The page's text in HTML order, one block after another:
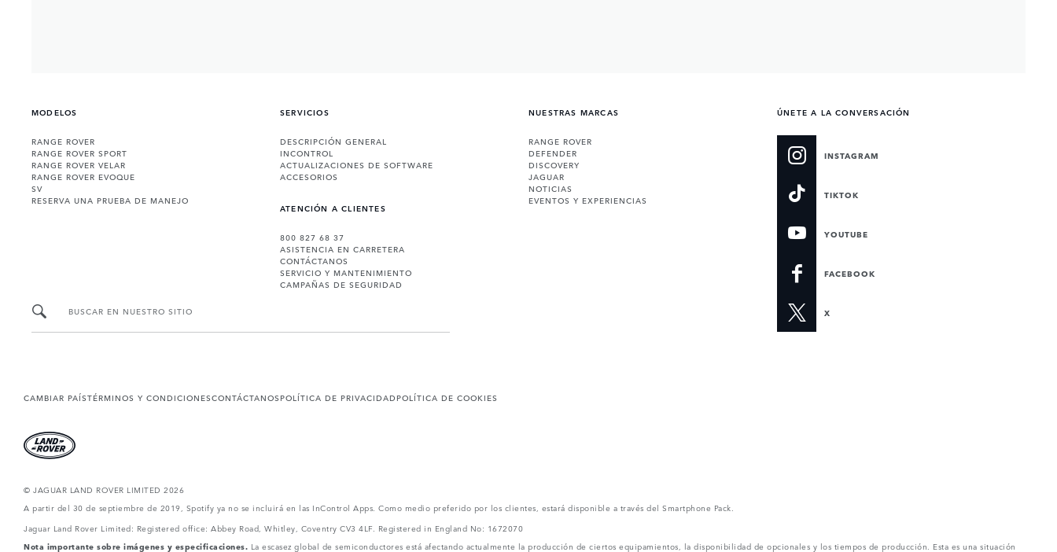
MODELOS
RANGE ROVER
RANGE ROVER SPORT
RANGE ROVER VELAR
RANGE ROVER EVOQUE
SV
RESERVA UNA PRUEBA DE MANEJO
SERVICIOS
DESCRIPCIÓN GENERAL
INCONTROL
ACTUALIZACIONES DE SOFTWARE
ACCESORIOS
ATENCIÓN A CLIENTES
800 827 68 37
ASISTENCIA EN CARRETERA
CONTÁCTANOS
SERVICIO Y MANTENIMIENTO
CAMPAÑAS DE SEGURIDAD
NUESTRAS MARCAS
RANGE ROVER
DEFENDER
DISCOVERY
JAGUAR
NOTICIAS
EVENTOS Y EXPERIENCIAS
ÚNETE A LA CONVERSACIÓN
INSTAGRAM
TIKTOK
YOUTUBE
FACEBOOK
X
BUSCAR EN NUESTRO SITIO
CAMBIAR PAÍSTÉRMINOS Y CONDICIONESCONTÁCTANOSPOLÍTICA DE PRIVACIDADPOLÍTICA DE COOKIES
© JAGUAR LAND ROVER LIMITED 2026
A partir del 30 de septiembre de 2019, Spotify ya no se incluirá en las InControl Apps. Como medio preferido por los clientes, estará disponible a través del Smartphone Pack.
Jaguar Land Rover Limited: Registered office: Abbey Road, Whitley, Coventry CV3 4LF. Registered in England No: 1672070
Nota importante sobre imágenes y especificaciones. La escasez global de semiconductores está afectando actualmente la producción de ciertos equipamientos, la disponibilidad de opcionales y los tiempos de producción. Esta es una situación